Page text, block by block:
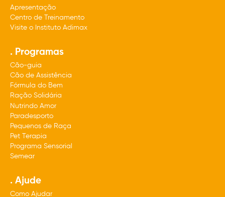
Apresentação
Centro de Treinamento
Visite o Instituto Adimax
. Programas
Cão-guia
Cão de Assistência
Fórmula do Bem
Ração Solidária
Nutrindo Amor
Paradesporto
Pequenos de Raça
Pet Terapia
Programa Sensorial
Semear
. Ajude
Como Ajudar